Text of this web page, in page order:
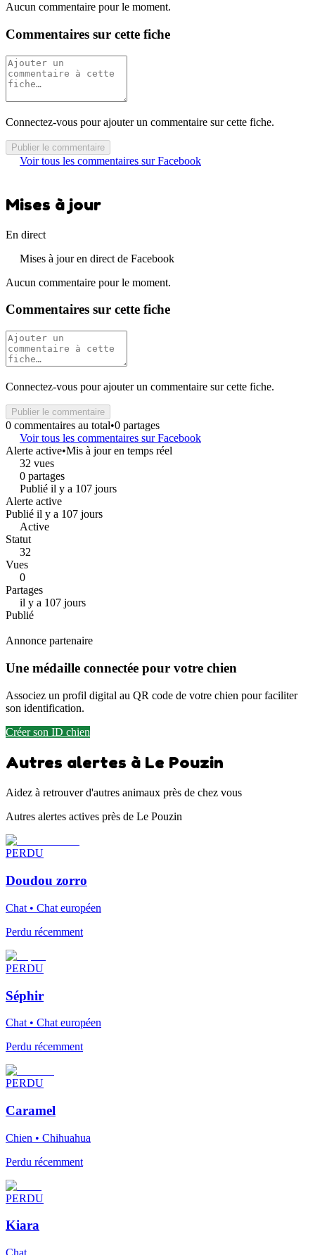
Aucun commentaire pour le moment.
Commentaires sur cette fiche
Connectez-vous pour ajouter un commentaire sur cette fiche.
Publier le commentaire
Voir tous les commentaires sur Facebook
Mises à jour
En direct
Mises à jour en direct de Facebook
Aucun commentaire pour le moment.
Commentaires sur cette fiche
Connectez-vous pour ajouter un commentaire sur cette fiche.
Publier le commentaire
0 commentaires au total•0 partages
Voir tous les commentaires sur Facebook
Alerte active•Mis à jour en temps réel
32 vues
0 partages
Publié il y a 107 jours
Alerte active
Publié il y a 107 jours
Active
Statut
32
Vues
0
Partages
il y a 107 jours
Publié
Annonce partenaire
Une médaille connectée pour votre chien
Associez un profil digital au QR code de votre chien pour faciliter
son identification.
Créer son ID chien
Autres alertes à Le Pouzin
Aidez à retrouver d'autres animaux près de chez vous
Autres alertes actives près de Le Pouzin
PERDU
Doudou zorro
Chat • Chat européen
Perdu récemment
PERDU
Séphir
Chat • Chat européen
Perdu récemment
PERDU
Caramel
Chien • Chihuahua
Perdu récemment
PERDU
Kiara